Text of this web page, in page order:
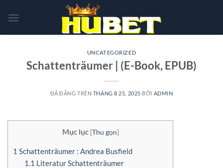
đến
UNCATEGORIZED
Schattenträumer | (E-Book, EPUB)
ĐÃ ĐĂNG TRÊN THÁNG 8 25, 2025 BỞI ADMIN
Mục lục [Thu gọn]
1 Schattenträumer : Andrea Busfield
1.1 Literatur Schattenträumer